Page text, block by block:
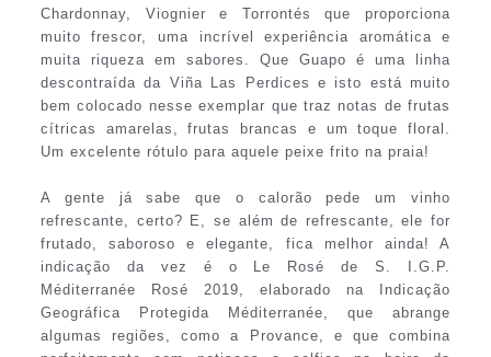
Chardonnay, Viognier e Torrontés que proporciona
muito frescor, uma incrível experiência aromática e
muita riqueza em sabores. Que Guapo é uma linha
descontraída da Viña Las Perdices e isto está muito
bem colocado nesse exemplar que traz notas de frutas
cítricas amarelas, frutas brancas e um toque floral.
Um excelente rótulo para aquele peixe frito na praia!
A gente já sabe que o calorão pede um vinho
refrescante, certo? E, se além de refrescante, ele for
frutado, saboroso e elegante, fica melhor ainda! A
indicação da vez é o Le Rosé de S. I.G.P.
Méditerranée Rosé 2019, elaborado na Indicação
Geográfica Protegida Méditerranée, que abrange
algumas regiões, como a Provance, e que combina